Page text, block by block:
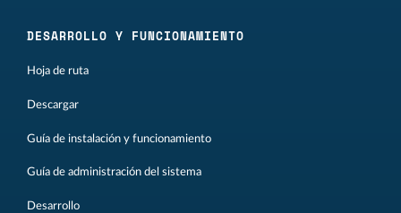
DESARROLLO Y FUNCIONAMIENTO
Hoja de ruta
Descargar
Guía de instalación y funcionamiento
Guía de administración del sistema
Desarrollo